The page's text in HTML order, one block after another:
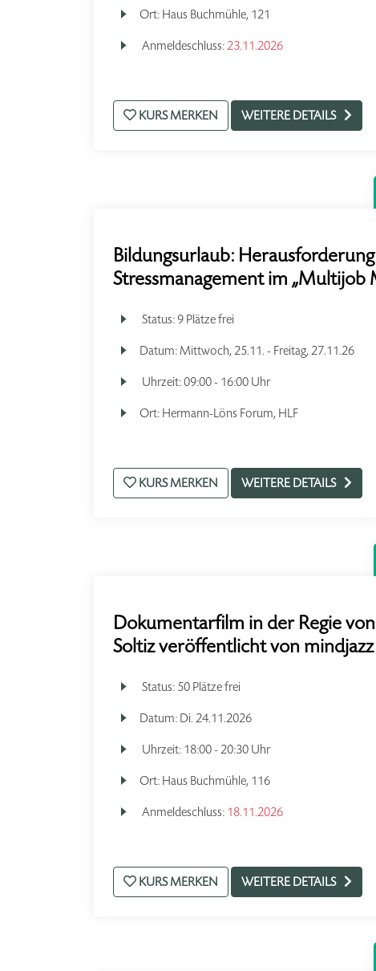
Ort: Haus Buchmühle, 121
Anmeldeschluss:23.11.2026
KURS MERKEN WEITERE DETAILS
Bildungsurlaub:
Stressmanagement im „Multijob
Status:9 Plätze frei
Datum: Mittwoch, 25.11. - Freitag, 27.11.26
Uhrzeit:09:00 - 16:00 Uhr
Ort: Hermann-Löns Forum, HLF
KURS MERKEN WEITERE DETAILS
Dokumentarfilm in der Regie
Soltiz veröffentlicht von
Status: 50 Plätze frei
Datum: Di. 24.11.2026
Uhrzeit: 18:00 - 20:30 Uhr
Ort: Haus Buchmühle, 116
Anmeldeschluss: 18.11.2026
KURS MERKEN WEITERE DETAILS